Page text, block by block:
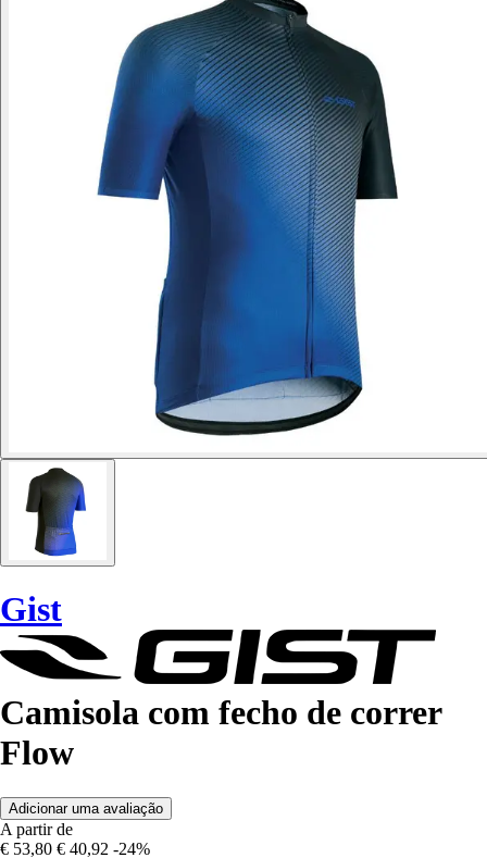
Gist
Camisola com fecho de correr
Flow
Adicionar uma avaliação
A partir de
€ 53,80 € 40,92 -24%